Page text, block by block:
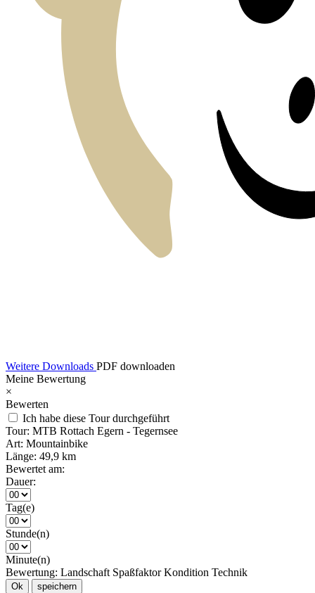
Weitere Downloads PDF downloaden
Meine Bewertung
×
Bewerten
Ich habe diese Tour durchgeführt
Tour: MTB Rottach Egern - Tegernsee
Art: Mountainbike
Länge: 49,9 km
Bewertet am:
Dauer:
Tag(e)
Stunde(n)
Minute(n)
Bewertung: Landschaft Spaßfaktor Kondition Technik
Ok speichern